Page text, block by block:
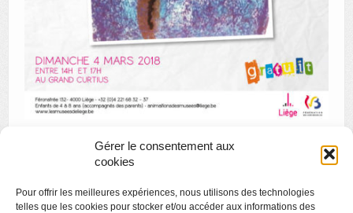
Gérer le consentement aux
cookies
Pour offrir les meilleures expériences, nous utilisons des technologies
telles que les cookies pour stocker et/ou accéder aux informations des
Corentin Laurent « Humans – Each Side Story »
Apéro Littéraire de Mars Diversités